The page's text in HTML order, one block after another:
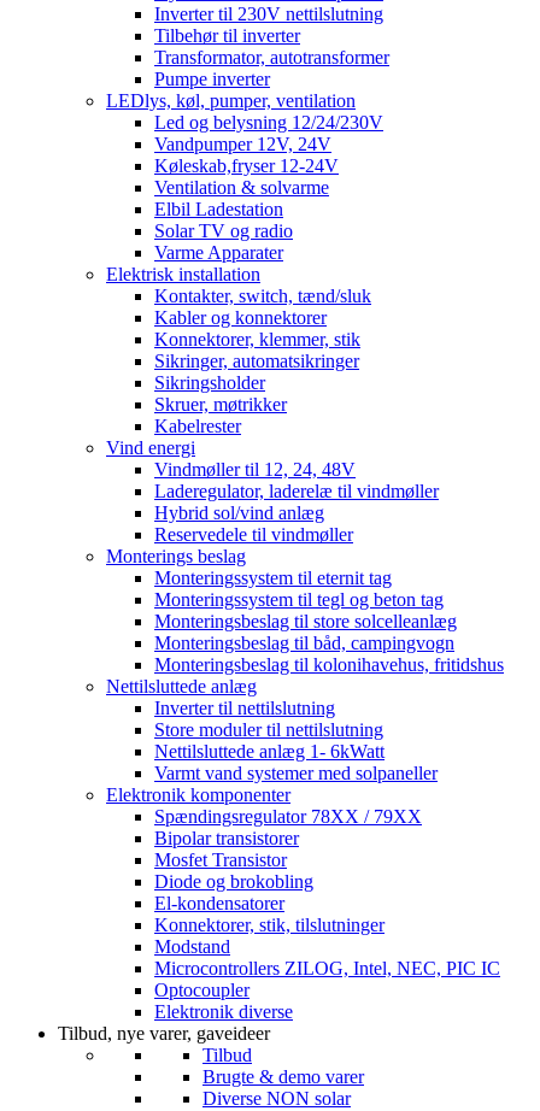
Inverter til 230V nettilslutning
Tilbehør til inverter
Transformator, autotransformer
Pumpe inverter
LEDlys, køl, pumper, ventilation
Led og belysning 12/24/230V
Vandpumper 12V, 24V
Køleskab,fryser 12-24V
Ventilation & solvarme
Elbil Ladestation
Solar TV og radio
Varme Apparater
Elektrisk installation
Kontakter, switch, tænd/sluk
Kabler og konnektorer
Konnektorer, klemmer, stik
Sikringer, automatsikringer
Sikringsholder
Skruer, møtrikker
Kabelrester
Vind energi
Vindmøller til 12, 24, 48V
Laderegulator, laderelæ til vindmøller
Hybrid sol/vind anlæg
Reservedele til vindmøller
Monterings beslag
Monteringssystem til eternit tag
Monteringssystem til tegl og beton tag
Monteringsbeslag til store solcelleanlæg
Monteringsbeslag til båd, campingvogn
Monteringsbeslag til kolonihavehus, fritidshus
Nettilsluttede anlæg
Inverter til nettilslutning
Store moduler til nettilslutning
Nettilsluttede anlæg 1- 6kWatt
Varmt vand systemer med solpaneller
Elektronik komponenter
Spændingsregulator 78XX / 79XX
Bipolar transistorer
Mosfet Transistor
Diode og brokobling
El-kondensatorer
Konnektorer, stik, tilslutninger
Modstand
Microcontrollers ZILOG, Intel, NEC, PIC IC
Optocoupler
Elektronik diverse
Tilbud, nye varer, gaveideer
Tilbud
Brugte & demo varer
Diverse NON solar